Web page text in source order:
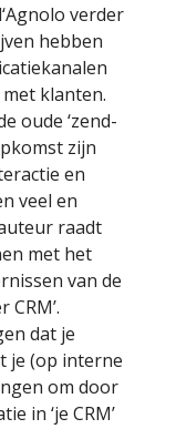
verder
hebben
klanten.
oude ‘zend-
zijn
en
veel en
raadt
met het
van de
dat je
je (op interne
om door
in ‘je CRM’